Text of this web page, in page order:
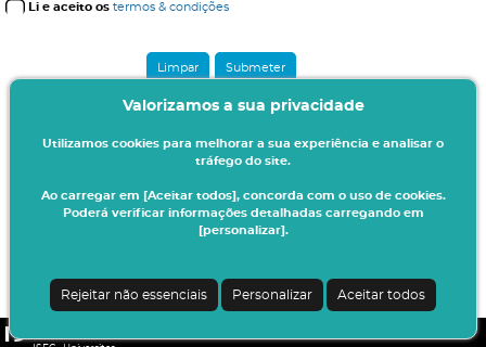
Li e aceito os termos & condições
Valorizamos a sua privacidade
Utilizamos cookies para melhorar a sua experiência e analisar o
tráfego do site.
Ao carregar em [Aceitar todos], concorda com o uso de cookies.
Poderá verificar informações detalhadas carregando em
[personalizar].
Rejeitar não essenciais Personalizar Aceitar todos